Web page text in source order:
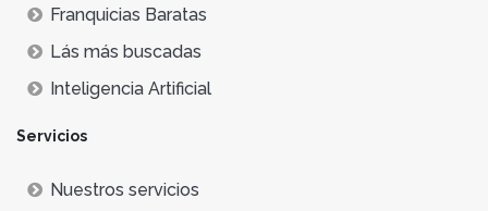
Franquicias Baratas
Lás más buscadas
Inteligencia Artificial
Servicios
Nuestros servicios